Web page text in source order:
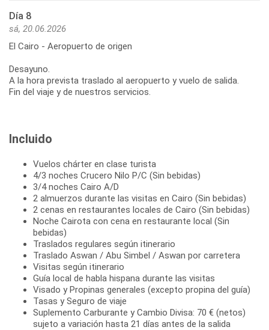
Día 8
sá, 20.06.2026
El Cairo - Aeropuerto de origen
Desayuno.
A la hora prevista traslado al aeropuerto y vuelo de salida.
Fin del viaje y de nuestros servicios.
Incluido
Vuelos chárter en clase turista
4/3 noches Crucero Nilo P/C (Sin bebidas)
3/4 noches Cairo A/D
2 almuerzos durante las visitas en Cairo (Sin bebidas)
2 cenas en restaurantes locales de Cairo (Sin bebidas)
Noche Cairota con cena en restaurante local (Sin
bebidas)
Traslados regulares según itinerario
Traslado Aswan / Abu Simbel / Aswan por carretera
Visitas según itinerario
Guía local de habla hispana durante las visitas
Visado y Propinas generales (excepto propina del guía)
Tasas y Seguro de viaje
Suplemento Carburante y Cambio Divisa: 70 € (netos)
sujeto a variación hasta 21 días antes de la salida